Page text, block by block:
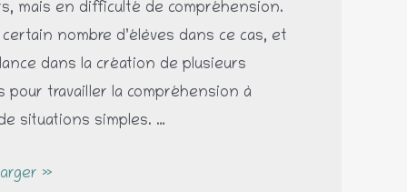
mais en difficulté de compréhension.
certain nombre d’élèves dans ce cas, et
dans la création de plusieurs
pour travailler la compréhension à
situations simples. …
»